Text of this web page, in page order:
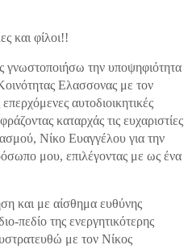
και φίλοι!!
γνωστοποιήσω την υποψηφιότητα
Ελασσονας με τον
αυτοδιοικητικές
καταρχάς τις ευχαριστίες
Νίκο Ευαγγέλου για την
μου, επιλέγοντας με ως ένα
και με αίσθημα ευθύνης
πεδίο της ενεργητικότερης
με τον Νίκος